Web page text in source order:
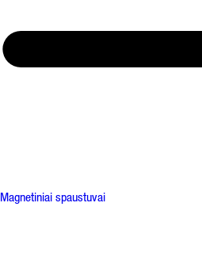
Magnetiniai spaustuvai